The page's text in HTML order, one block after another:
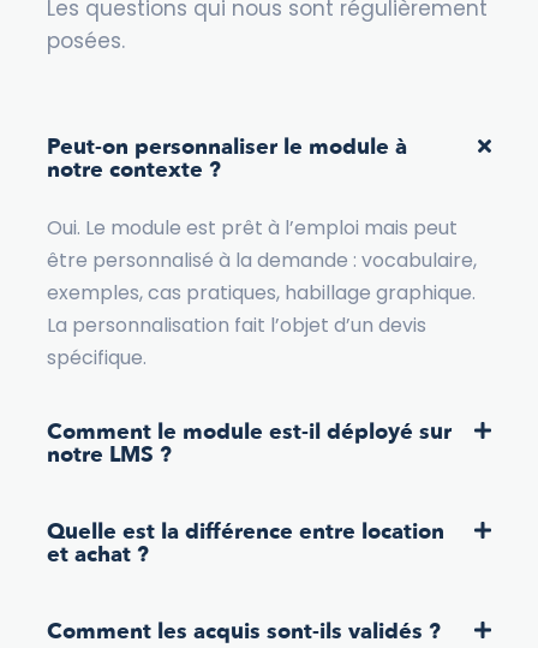
Les questions qui nous sont régulièrement
posées.
Peut-on personnaliser le module à
notre contexte ?
Oui. Le module est prêt à l’emploi mais peut
être personnalisé à la demande : vocabulaire,
exemples, cas pratiques, habillage graphique.
La personnalisation fait l’objet d’un devis
spécifique.
Comment le module est-il déployé sur
notre LMS ?
Quelle est la différence entre location
et achat ?
Comment les acquis sont-ils validés ?